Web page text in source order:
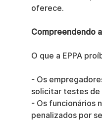
oferece.
Compreendendo a
O que a EPPA
- Os
solicitar testes de
- Os funcionários
penalizados por